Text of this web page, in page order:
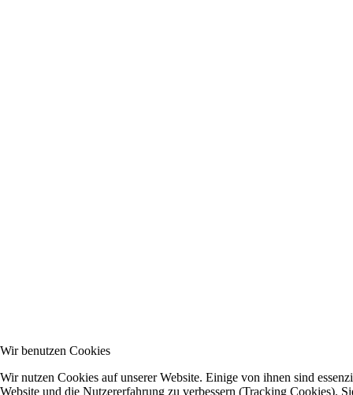
Wir benutzen Cookies
Wir nutzen Cookies auf unserer Website. Einige von ihnen sind
Website und die Nutzererfahrung zu verbessern (Tracking Cookies).